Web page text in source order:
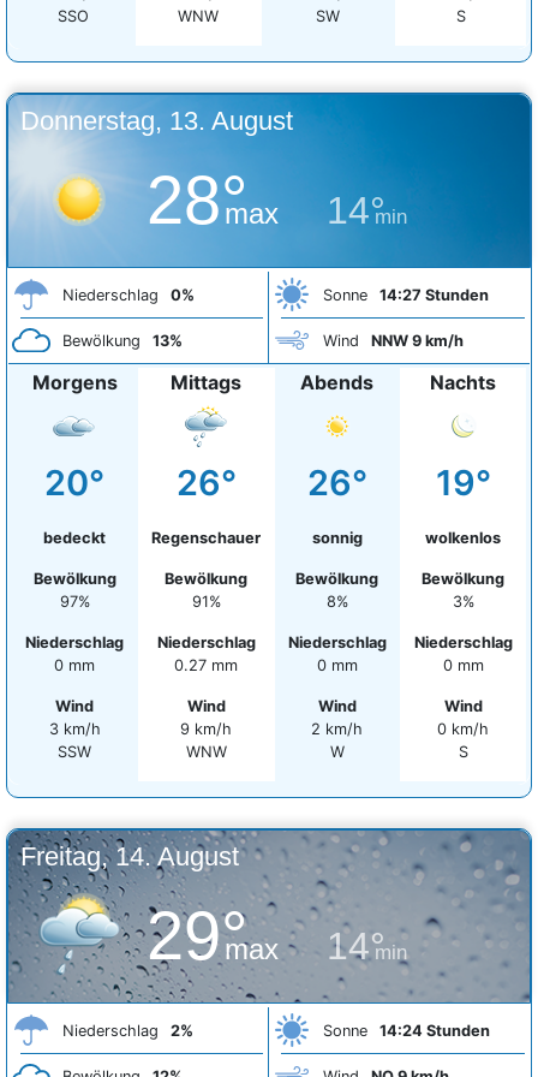
SSO
WNW
SW
S
Donnerstag, 13. August
28°
max 14°
min
Niederschlag 0%
Bewölkung 13%
Sonne 14:27 Stunden
Wind NNW 9 km/h
Morgens
20°
bedeckt
Bewölkung
97%
Niederschlag
0 mm
Wind
3 km/h
SSW
Mittags
26°
Regenschauer
Bewölkung
91%
Niederschlag
0.27 mm
Wind
9 km/h
WNW
Abends
26°
sonnig
Bewölkung
8%
Niederschlag
0 mm
Wind
2 km/h
W
Nachts
19°
wolkenlos
Bewölkung
3%
Niederschlag
0 mm
Wind
0 km/h
S
Freitag, 14. August
29°
max 14°
min
Niederschlag 2% Sonne 14:24 Stunden